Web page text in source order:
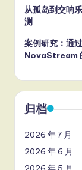
从孤岛到交响
测
案例研究：通
NovaStream
归档
2026 年 7 月
2026 年 6 月